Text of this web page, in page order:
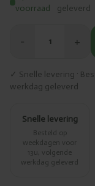
voorraad
geleverd
− 1 +
✓ Snelle levering ·
werkdag geleverd
Snelle levering
Besteld op
weekdagen voor
13u, volgende
werkdag geleverd